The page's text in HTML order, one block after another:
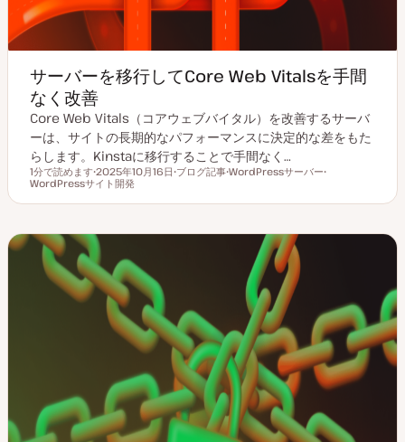
サーバーを移行してCore Web Vitalsを手間
なく改善
Core Web Vitals（コアウェブバイタル）を改善するサーバ
ーは、サイトの長期的なパフォーマンスに決定的な差をもた
らします。Kinstaに移行することで手間なく…
読むのにかかる時間
1分で読めます
更
日
2025年10月16日
タ
プ
ブログ記事
ッ
WordPressサーバー
ッ
WordPressサイト開発